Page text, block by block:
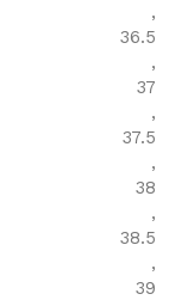
,
36.5
,
37
,
37.5
,
38
,
38.5
,
39